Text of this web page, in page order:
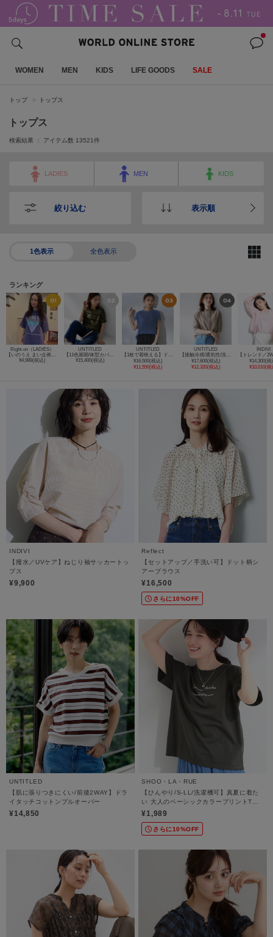
WOMEN MEN KIDS LIFE GOODS SALE
トップ トップス
トップス
検索結果 ： アイテム数 13521件
LADIES MEN KIDS
絞り込む 表示順
1色表示 全色表示
ランキング
Right-on（LADIES）
¥4,989(税込)
UNTITLED
¥15,400(税込)
UNTITLED
¥16,500(税込)
¥11,550(税込)
UNTITLED
¥17,600(税込)
¥12,320(税込)
INDIVI
¥14,300(税
¥10,010(税
INDIVI
【撥水／UVケア】ねじり袖サッカートッ
プス
¥9,900
Reflect
【セットアップ／手洗い可】ドット柄シ
アーブラウス
¥16,500
さらに10%OFF
UNTITLED
【肌に張りつきにくい/前後2WAY】ドラ
イタッチコットンプルオーバー
¥14,850
SHOO・LA・RUE
【ひんやり/S-LL/洗濯機可】真夏に着た
い 大人のベーシックカラープリントTシ
ャツ
¥1,989
さらに10%OFF